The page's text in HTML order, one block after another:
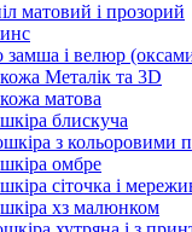
матовий і прозорий
замша і велюр
Металік та 3D
матова
блискуча
з кольоровими
омбре
сіточка і
хз малюнком